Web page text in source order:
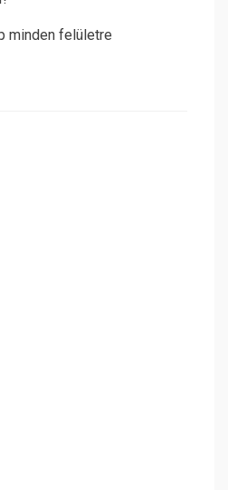
minden felületre